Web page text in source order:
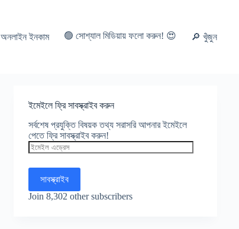
অনলাইন ইনকাম 🟢 সোশ্যাল মিডিয়ায় ফলো করুন! 😍 🔎 খুঁজুন
ইমেইলে ফ্রি সাবস্ক্রাইব করুন
সর্বশেষ প্রযুক্তি বিষয়ক তথ্য সরাসরি আপনার ইমেইলে
পেতে ফ্রি সাবস্ক্রাইব করুন!
ইমেইল
এড্রেস
সাবস্ক্রাইব
Join 8,302 other subscribers